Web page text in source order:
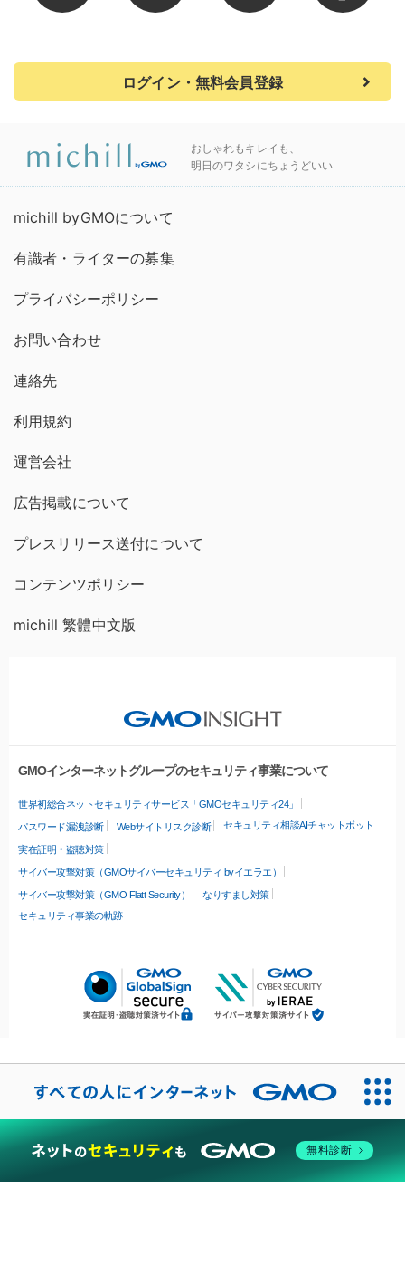
ログイン・無料会員登録
おしゃれもキレイも、
明日のワタシにちょうどいい
michill byGMOについて
有識者・ライターの募集
プライバシーポリシー
お問い合わせ
連絡先
利用規約
運営会社
広告掲載について
プレスリリース送付について
コンテンツポリシー
michill 繁體中文版
GMOインターネットグループのセキュリティ事業について
世界初総合ネットセキュリティサービス「GMOセキュリティ24」
パスワード漏洩診断 Webサイトリスク診断 セキュリティ相談AIチャットボット
実在証明・盗聴対策
サイバー攻撃対策（GMOサイバーセキュリティ byイエラエ）
サイバー攻撃対策（GMO Flatt Security）
なりすまし対策
セキュリティ事業の軌跡
無料診断